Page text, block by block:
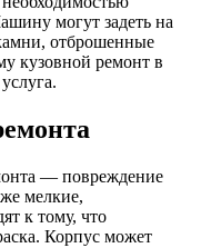
могут задеть на
отброшенные
кузовной ремонт в
— повреждение
мелкие,
к тому, что
Корпус может